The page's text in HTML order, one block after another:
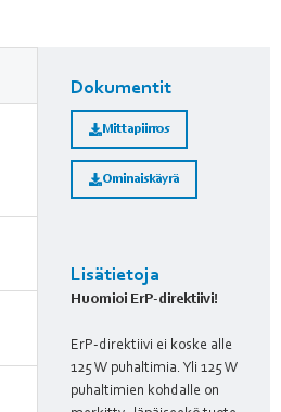
Dokumentit
Mittapiirros
Ominaiskäyrä
Lisätietoja
Huomioi ErP-direktiivi!
ErP-direktiivi ei koske alle
125 W puhaltimia. Yli 125 W
puhaltimien kohdalle on